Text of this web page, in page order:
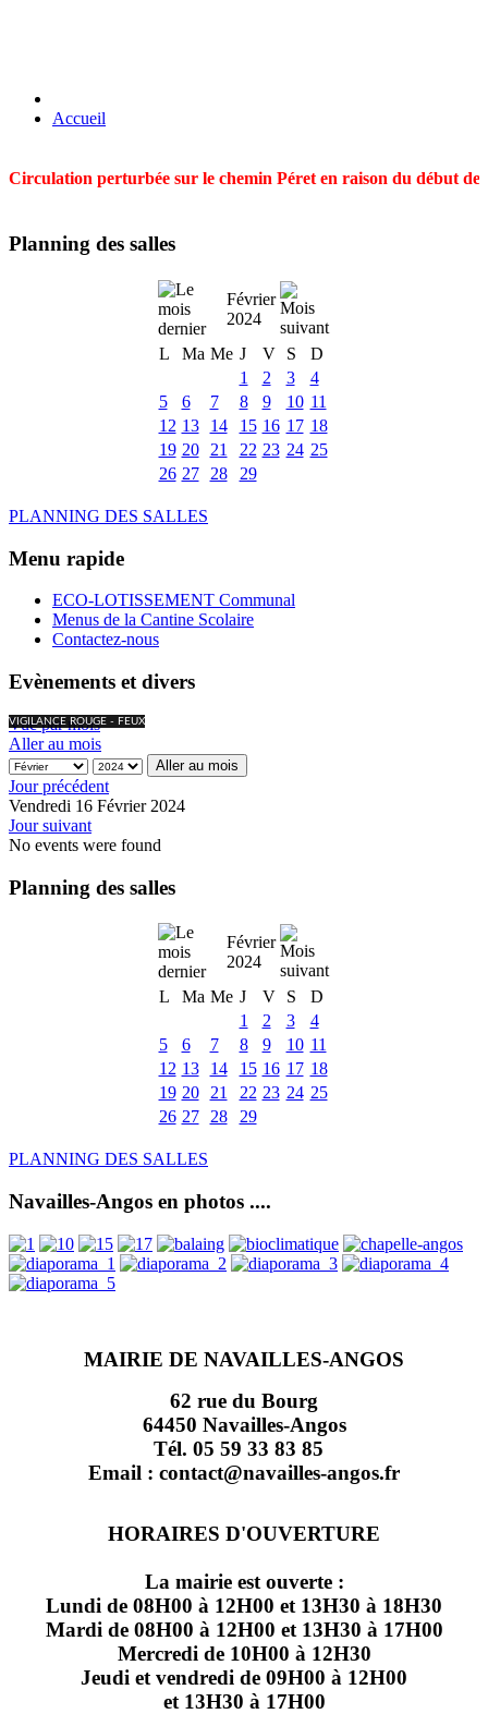
Accueil
Circulation perturbée sur le chemin Péret en raison du début
Planning des salles
Février
2024
L
Ma Me J V S
D
1
2 3
4
5
6 7 8 9 10 11
12 13 14 15 16 17 18
19 20 21 22 23 24 25
26 27 28 29
PLANNING DES SALLES
Menu rapide
ECO-LOTISSEMENT Communal
Menus de la Cantine Scolaire
Contactez-nous
Evènements et divers
VIGILANCE ROUGE - FEUX
Vue par mois
Aller au mois
Aller au mois
Jour précédent
Vendredi 16 Février 2024
Jour suivant
No events were found
Planning des salles
Février
2024
L
Ma Me J V S
D
1
2 3
4
5
6 7 8 9 10 11
12 13 14 15 16 17 18
19 20 21 22 23 24 25
26 27 28 29
PLANNING DES SALLES
Navailles-Angos en photos ....
MAIRIE DE NAVAILLES-ANGOS
62 rue du Bourg
64450 Navailles-Angos
Tél. 05 59 33 83 85
Email : contact@navailles-angos.fr
HORAIRES D'OUVERTURE
La mairie est ouverte :
Lundi de 08H00 à 12H00 et 13H30 à 18H30
Mardi de 08H00 à 12H00 et 13H30 à 17H00
Mercredi de 10H00 à 12H30
Jeudi et vendredi de 09H00 à 12H00
et 13H30 à 17H00